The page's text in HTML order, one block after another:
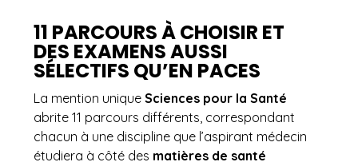
11 PARCOURS À CHOISIR ET
DES EXAMENS AUSSI
SÉLECTIFS QU’EN PACES
La mention uniqueSciences pour la Santé
abrite 11 parcours différents, correspondant
chacun à une discipline que l’aspirant médecin
étudiera à côté des matières de santé